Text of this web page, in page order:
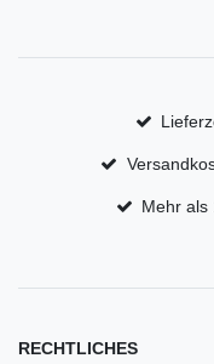
Mehr als
RECHTLICHES